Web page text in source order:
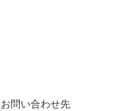
お問い合わせ先